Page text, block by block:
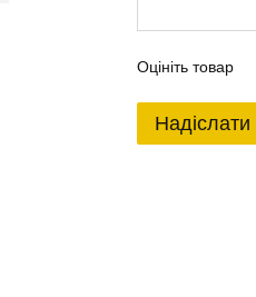
Оцініть товар
Надіслати